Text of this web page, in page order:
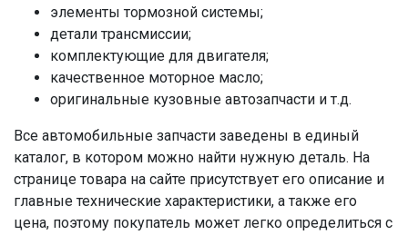
элементы тормозной системы;
детали трансмиссии;
комплектующие для двигателя;
качественное моторное масло;
оригинальные кузовные автозапчасти и т.д.
Все автомобильные запчасти заведены в единый
каталог, в котором можно найти нужную деталь. На
странице товара на сайте присутствует его описание и
главные технические характеристики, а также его
цена, поэтому покупатель может легко определиться с